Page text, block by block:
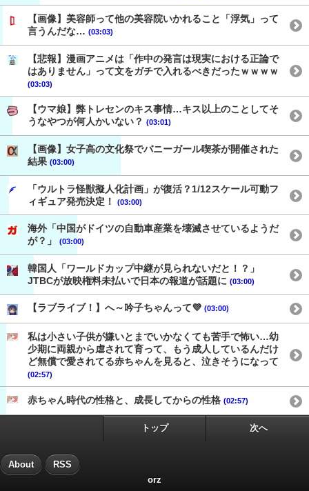
【画像】美容師って他の美容院いかれること「浮気」って
言うんだな… (03:03)
【悲報】漫画アニメは「作中の発言は現実における正論で
はありません」って文をガチで入れるべきだったｗｗｗｗ
(03:03)
【ウマ娘】弊トレセンのキス事情…キス以上のことしてそ
うなやつが何人かいない？ (03:01)
【画像】女子高の文化祭でバニーガール喫茶が開催された
結果 (03:00)
「ウルトラ怪獣擬人化計画」が復活？1/12スケール可動フ
ィギュア発売決定！
(03:00)
海外「中国がドイツの自動車産業を壊滅させているようだ
が？」
(03:00)
韓国人「ワールドカップ中継が見られないだと！？」
JTBCが放映権料未払いで日本の報道が話題に (03:00)
【ラブライブ！】へ～吟子ちゃんって💜 (03:00)
私は小さい子供が嫌いとまでいかなくても苦手で怖い…幼
少期に両親から虐されて育って、もう成人しているんだけ
ど無償で愛されてる赤ちゃんを見ると、泣きそうになって
(02:57)
赤ちゃん時代の性格と、成長してからの性格 (02:57)
トップ 次へ
About RSS
orz